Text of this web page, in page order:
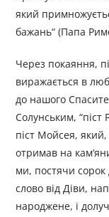
який
бажань“ (Папа
Через покаяння,
виражається в
до нашого
Солунським, “піст
піст Мойсея,
отримав на
ми, постячи
слово від Діви,
народжене, і